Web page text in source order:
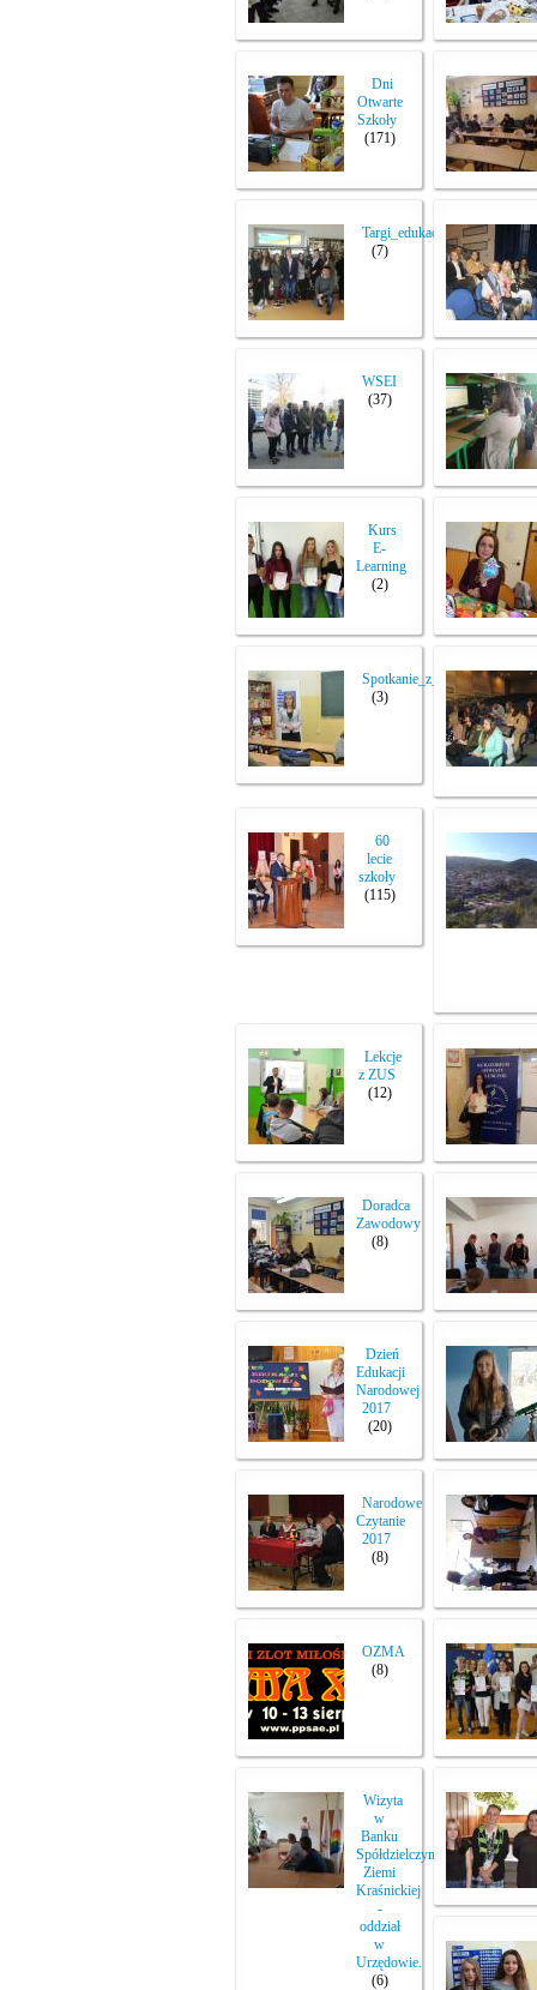
Dni
Otwarte
Szkoły
(171)
Targi_edukacyjne
(7)
WSEI
(37)
Kurs
E-
Learning
(2)
Spotkanie_z_doradca
(3)
60
lecie
szkoły
(115)
Lekcje
z ZUS
(12)
Doradca
Zawodowy
(8)
Dzień
Edukacji
Narodowej
2017
(20)
Narodowe
Czytanie
2017
(8)
OZMA
(8)
Wizyta
w
Banku
Spółdzielczym
Ziemi
Kraśnickiej
-
oddział
w
Urzędowie.
(6)